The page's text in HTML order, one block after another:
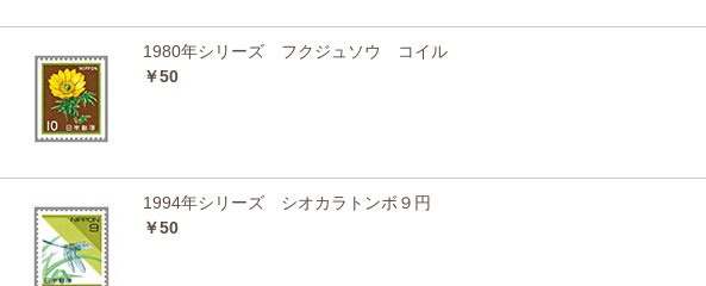
1980年シリーズ フクジュソウ コイル
￥50
1994年シリーズ シオカラトンボ９円
￥50